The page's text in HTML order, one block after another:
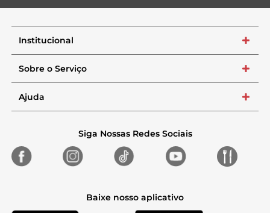
Institucional +
Sobre o Serviço +
Ajuda +
Siga Nossas Redes Sociais
Baixe nosso aplicativo